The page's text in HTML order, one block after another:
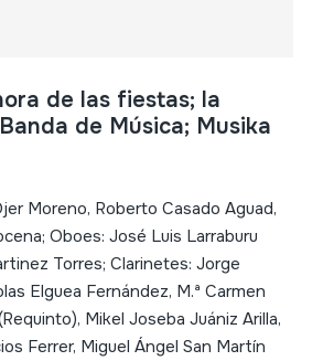
de las fiestas; la
de Música; Musika
Moreno, Roberto Casado Aguad,
Oboes: José Luis Larraburu
Torres; Clarinetes: Jorge
Elguea Fernández, M.ª Carmen
Mikel Joseba Juániz Arilla,
Ferrer, Miguel Ángel San Martín